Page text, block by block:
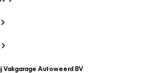
Vakgarage Autoweerd BV